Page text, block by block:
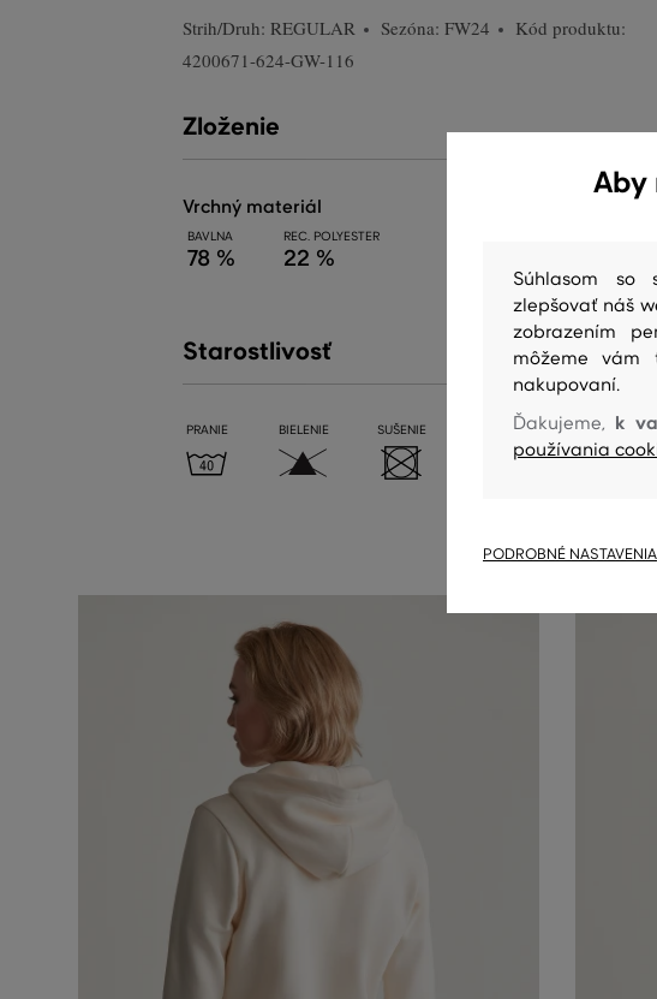
Strih/Druh: REGULAR Sezóna: FW24
Kód produktu:
4200671-624-GW-116
Zloženie
vrchný materiál
BAVLNA
78 %
REC. POLYESTER
22 %
Starostlivosť
PRANIE BIELENIE SUŠENIE ŽEHLENIE ČISTENIE
Aby
Súhlasom so
zlepšovať náš
zobrazením
môžeme vám
nakupovaní.
Ďakujeme, k
používania
PODROBNÉ NASTAVENIA